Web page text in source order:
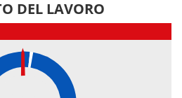
DEL LAVORO